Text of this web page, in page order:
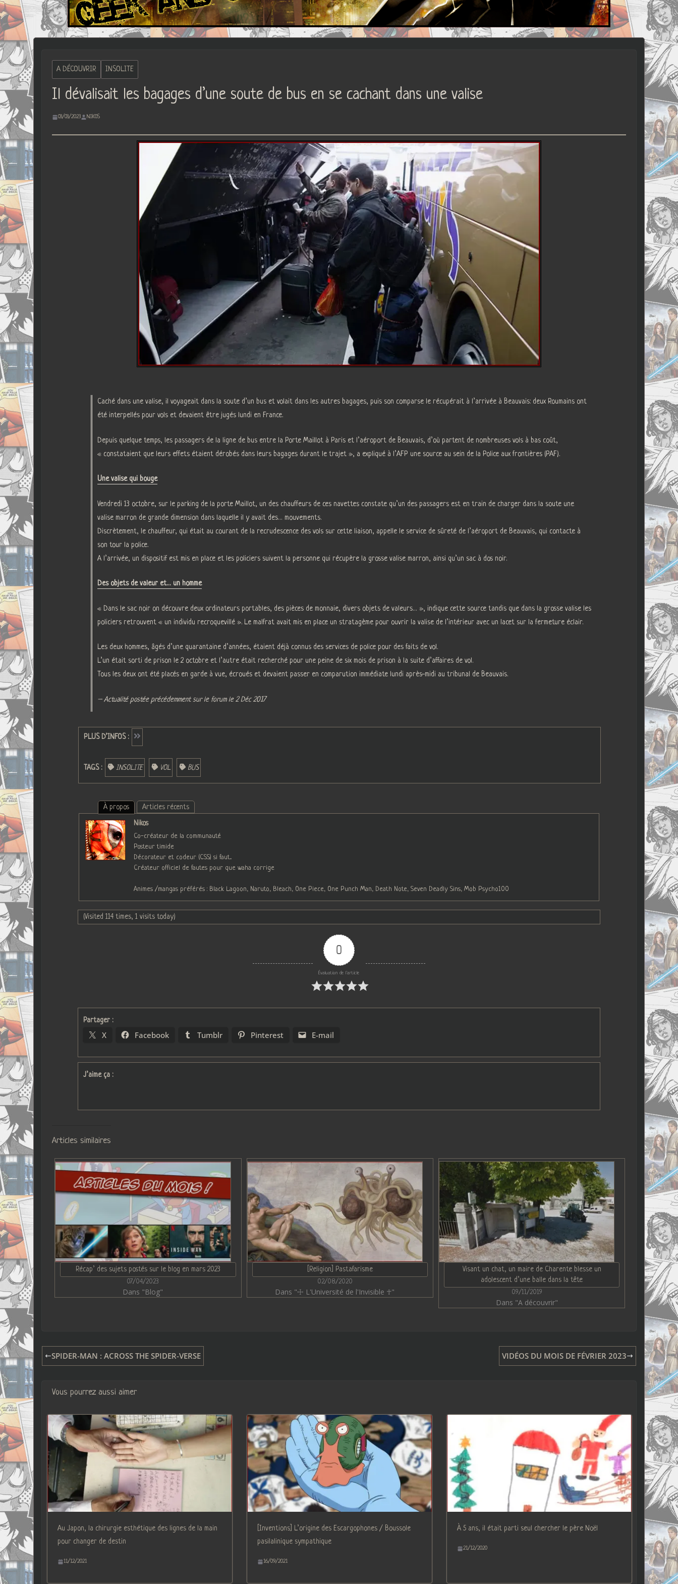
A DÉCOUVRIR INSOLITE
Il dévalisait les bagages d’une soute de bus en se cachant dans une valise
03/03/2023 NIKOS
Caché dans une valise, il voyageait dans la soute d’un bus et volait dans les autres bagages, puis son comparse le récupérait à l’arrivée à Beauvais: deux Roumains ont
été interpellés pour vols et devaient être jugés lundi en France.
Depuis quelque temps, les passagers de la ligne de bus entre la Porte Maillot à Paris et l’aéroport de Beauvais, d’où partent de nombreuses vols à bas coût,
« constataient que leurs effets étaient dérobés dans leurs bagages durant le trajet », a expliqué à l’AFP une source au sein de la Police aux frontières (PAF).
Une valise qui bouge
Vendredi 13 octobre, sur le parking de la porte Maillot, un des chauffeurs de ces navettes constate qu’un des passagers est en train de charger dans la soute une
valise marron de grande dimension dans laquelle il y avait des… mouvements.
Discrètement, le chauffeur, qui était au courant de la recrudescence des vols sur cette liaison, appelle le service de sûreté de l’aéroport de Beauvais, qui contacte à
son tour la police.
A l’arrivée, un dispositif est mis en place et les policiers suivent la personne qui récupère la grosse valise marron, ainsi qu’un sac à dos noir.
Des objets de valeur et… un homme
« Dans le sac noir on découvre deux ordinateurs portables, des pièces de monnaie, divers objets de valeurs… », indique cette source tandis que dans la grosse valise les
policiers retrouvent « un individu recroquevillé ». Le malfrat avait mis en place un stratagème pour ouvrir la valise de l’intérieur avec un lacet sur la fermeture éclair.
Les deux hommes, âgés d’une quarantaine d’années, étaient déjà connus des services de police pour des faits de vol.
L’un était sorti de prison le 2 octobre et l’autre était recherché pour une peine de six mois de prison à la suite d’affaires de vol.
Tous les deux ont été placés en garde à vue, écroués et devaient passer en comparution immédiate lundi après-midi au tribunal de Beauvais.
– Actualité postée précédemment sur le forum le 2 Déc 2017
PLUS D’INFOS :
TAGS : INSOLITE VOL BUS
À propos
Articles récents
Nikos
Co-créateur de la communauté
Posteur timide
Décorateur et codeur (CSS) si faut...
Créateur officiel de fautes pour que waha corrige
Animes /mangas préférés : Black Lagoon, Naruto, Bleach, One Piece, One Punch Man, Death Note, Seven Deadly Sins, Mob Psycho100
(Visited 114 times, 1 visits today)
0
Évaluation de l'article
Partager :
X Facebook Tumblr Pinterest E-mail
J’aime ça :
Articles similaires
Récap’ des sujets postés sur le blog en mars 2023
07/04/2023
Dans "Blog"
[Religion] Pastafarisme
02/08/2020
Dans "☩ L'Université de l'Invisible ☥"
Visant un chat, un maire de Charente blesse un
adolescent d’une balle dans la tête
09/11/2019
Dans "A découvrir"
SPIDER-MAN : ACROSS THE SPIDER-VERSE VIDÉOS DU MOIS DE FÉVRIER 2023
Vous pourrez aussi aimer
Au Japon, la chirurgie esthétique des lignes de la main
pour changer de destin
11/12/2021
[Inventions] L’origine des Escargophones / Boussole
pasilalinique sympathique
16/09/2021
À 5 ans, il était parti seul chercher le père Noël
21/12/2020